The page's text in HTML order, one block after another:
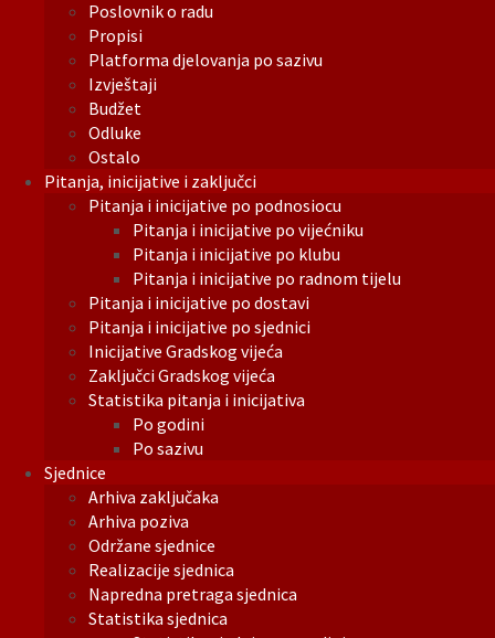
Poslovnik o radu
Propisi
Platforma djelovanja po sazivu
Izvještaji
Budžet
Odluke
Ostalo
Pitanja, inicijative i zaključci
Pitanja i inicijative po podnosiocu
Pitanja i inicijative po vijećniku
Pitanja i inicijative po klubu
Pitanja i inicijative po radnom tijelu
Pitanja i inicijative po dostavi
Pitanja i inicijative po sjednici
Inicijative Gradskog vijeća
Zaključci Gradskog vijeća
Statistika pitanja i inicijativa
Po godini
Po sazivu
Sjednice
Arhiva zaključaka
Arhiva poziva
Održane sjednice
Realizacije sjednica
Napredna pretraga sjednica
Statistika sjednica